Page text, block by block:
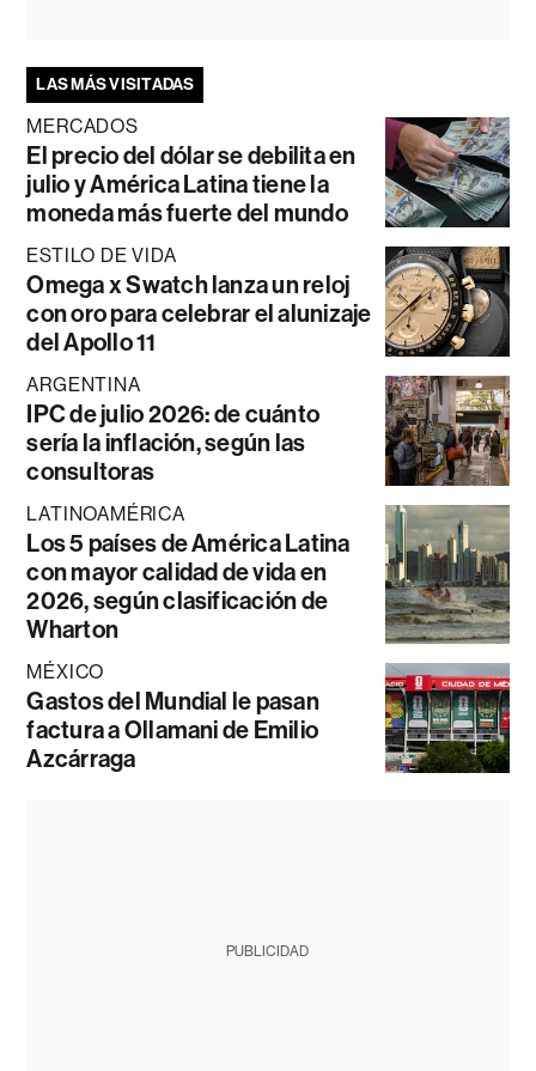
LAS MÁS VISITADAS
MERCADOS
El precio del dólar se debilita en
julio y América Latina tiene la
moneda más fuerte del mundo
ESTILO DE VIDA
Omega x Swatch lanza un reloj
con oro para celebrar el alunizaje
del Apollo 11
ARGENTINA
IPC de julio 2026: de cuánto
sería la inflación, según las
consultoras
LATINOAMÉRICA
Los 5 países de América Latina
con mayor calidad de vida en
2026, según clasificación de
Wharton
MÉXICO
Gastos del Mundial le pasan
factura a Ollamani de Emilio
Azcárraga
PUBLICIDAD